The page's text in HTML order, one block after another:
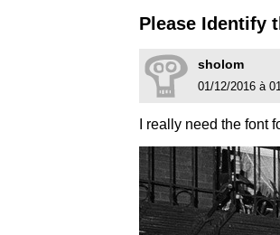
Please Identify
sholom
01/12/2016 à
I really need the